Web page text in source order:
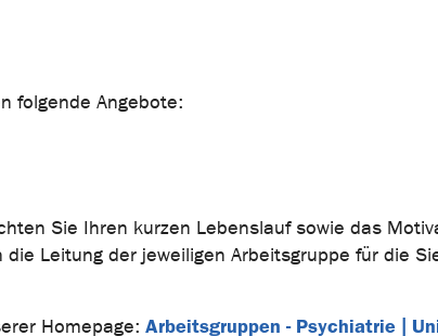
folgende Angebote:
Sie Ihren kurzen Lebenslauf sowie das
Leitung der jeweiligen Arbeitsgruppe für die
Homepage: Arbeitsgruppen - Psychiatrie |